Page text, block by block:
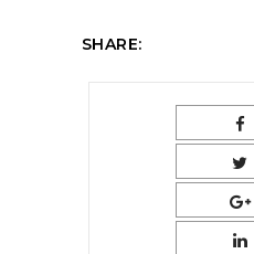
SHARE: